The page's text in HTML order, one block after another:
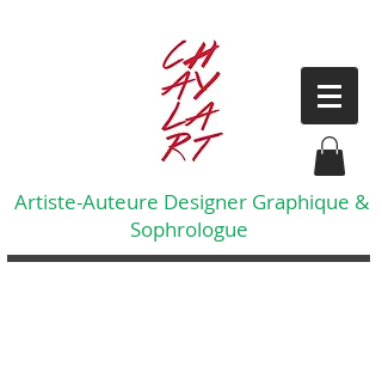
Artiste-Auteure Designer Graphique &
Sophrologue